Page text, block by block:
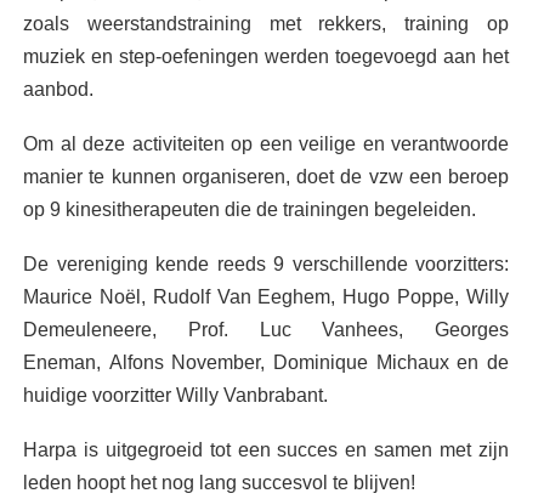
zoals weerstandstraining met rekkers, training op
muziek en step-oefeningen werden toegevoegd aan het
aanbod.
Om al deze activiteiten op een veilige en verantwoorde
manier te kunnen organiseren, doet de vzw een beroep
op 9 kinesitherapeuten die de trainingen begeleiden.
De vereniging kende reeds 9 verschillende voorzitters:
Maurice Noël, Rudolf Van Eeghem, Hugo Poppe, Willy
Demeuleneere, Prof. Luc Vanhees, Georges
Eneman, Alfons November, Dominique Michaux en de
huidige voorzitter Willy Vanbrabant.
Harpa is uitgegroeid tot een succes en samen met zijn
leden hoopt het nog lang succesvol te blijven!